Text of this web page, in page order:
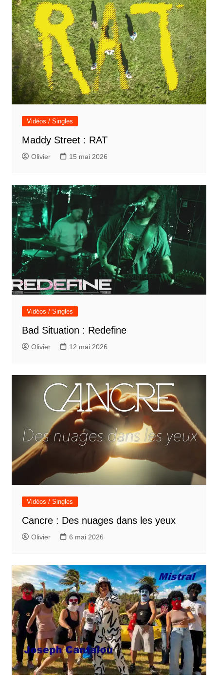
Vidéos / Singles
Maddy Street : RAT
Olivier 15 mai 2026
Vidéos / Singles
Bad Situation : Redefine
Olivier 12 mai 2026
Vidéos / Singles
Cancre : Des nuages dans les yeux
Olivier 6 mai 2026